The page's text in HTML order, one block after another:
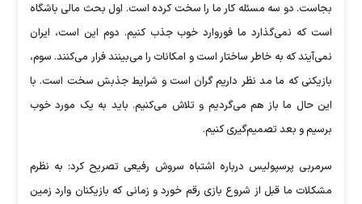
بجاست. دو سه مسئله کار ما را سخت کرده است. اول بحث مالی باشگاه
است که نمی‌گذارد ما فوروارد خوب جذب کنیم. دوم این است، ایران
نمی‌آیند که به خاطر ساختار است و امکانات را می‌بینند فرار می‌کنند. سوم،
بازیکنی که ما مد نظر داریم گران است و شرایط جذبش سخت است. با
این حال ما باز هم می‌گردیم و تلاش می‌کنیم. باید به یک مورد خوب
برسیم و بعد تصمیم‌گیری کنیم.
سرمربی پرسپولیس درباره اشتباه سروش رفیعی تصریح کرد: به نظرم
مشکلات ما قبل از شروع بازی رقم خورد و زمانی که بازیکنان وارد زمین